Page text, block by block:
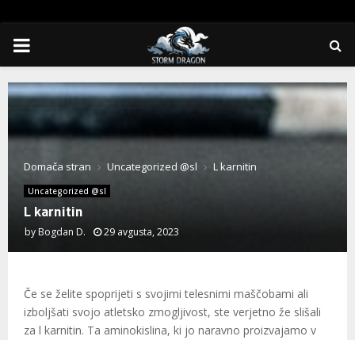
PRIMARY
MENU
Domača stran Uncategorized @sl L karnitin
Uncategorized @sl
L karnitin
by Bogdan D. 29 avgusta, 2023
Če se želite spoprijeti s svojimi telesnimi maščobami ali
izboljšati svojo atletsko zmogljivost, ste verjetno že slišali
za l karnitin. Ta aminokislina, ki jo naravno proizvajamo v